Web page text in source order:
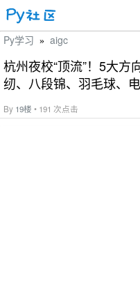
Py学习 » aigc
杭州夜校“顶流”！5大方
纫、八段锦、羽毛球、
By 19楼 • 191 次点击